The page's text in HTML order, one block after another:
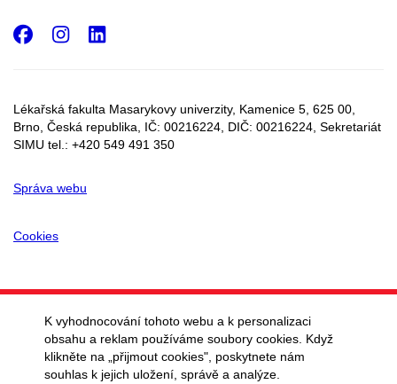
Lékařská fakulta Masarykovy univerzity, Kamenice 5, 625 00,
Brno, Česká republika, IČ: 00216224 , DIČ: 00216224, Sekretariát
SIMU tel.: +420 549 491 350
Správa webu
Cookies
Facebook
Instagram
K vyhodnocování tohoto webu a k personalizaci
obsahu a reklam používáme soubory cookies. Když
klikněte na „přijmout cookies", poskytnete nám
souhlas k jejich uložení, správě a analýze.